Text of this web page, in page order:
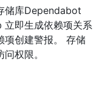
储库Dependabot
即生成依赖项关系
项创建警报。 存储
权限。